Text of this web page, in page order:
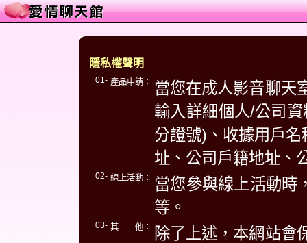
隱私權聲明
01- 產品申請：
當您在成人影音聊天
輸入詳細個人/公司
分證號)、收據用戶
址、公司戶籍地址、
02- 線上活動：
當您參與線上活動時
等。
03- 其 他：
除了上述，本網站會